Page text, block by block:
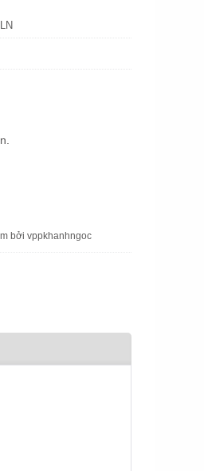
bởi vppkhanhngoc